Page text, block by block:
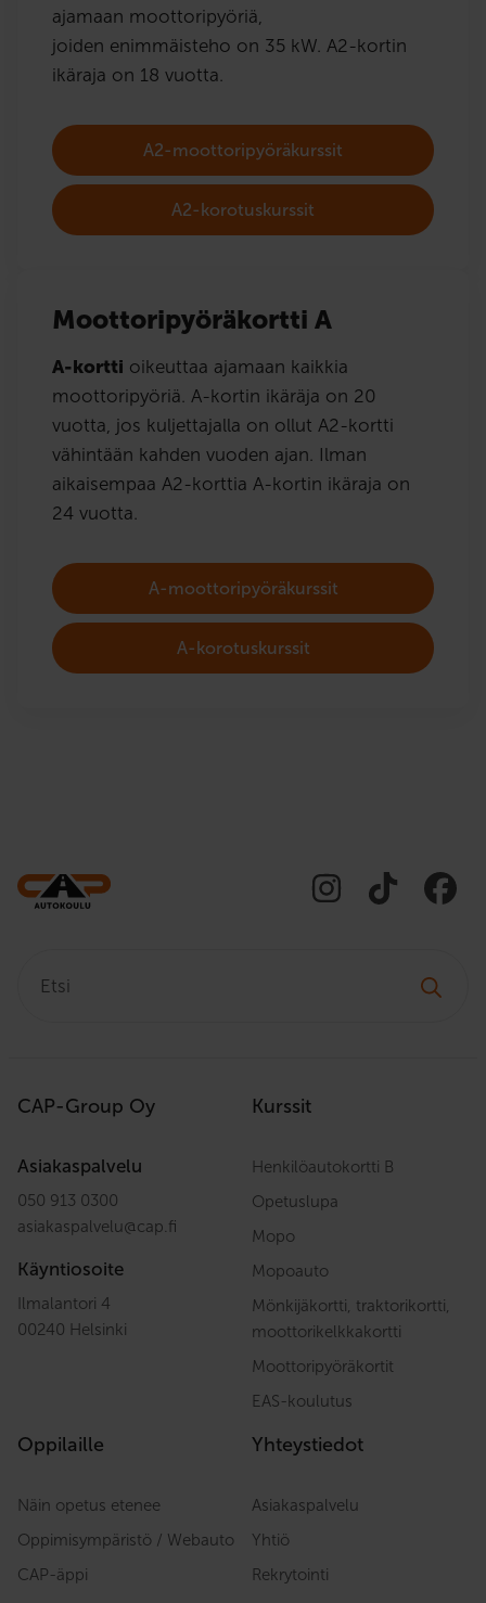
ajamaan moottoripyöriä,
joiden enimmäisteho on 35 kW. A2-kortin
ikäraja on 18 vuotta.
A2-moottoripyöräkurssit
A2-korotuskurssit
Moottoripyöräkortti A
A-kortti oikeuttaa ajamaan kaikkia
moottoripyöriä. A-kortin ikäräja on 20
vuotta, jos kuljettajalla on ollut A2-kortti
vähintään kahden vuoden ajan. Ilman
aikaisempaa A2-korttia A-kortin ikäraja on
24 vuotta.
A-moottoripyöräkurssit
A-korotuskurssit
CAP-Group Oy
Asiakaspalvelu
050 913 0300
asiakaspalvelu@cap.fi
Käyntiosoite
Ilmalantori 4
00240 Helsinki
Kurssit
Henkilöautokortti B
Opetuslupa
Mopo
Mopoauto
Mönkijäkortti, traktorikortti,
moottorikelkkakortti
Moottoripyöräkortit
EAS-koulutus
Oppilaille
Näin opetus etenee
Oppimisympäristö / Webauto
CAP-äppi
Yhteystiedot
Asiakaspalvelu
Yhtiö
Rekrytointi